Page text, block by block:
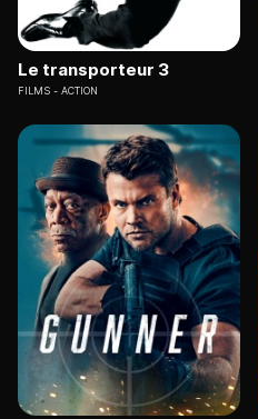
Le transporteur 3
FILMS ACTION